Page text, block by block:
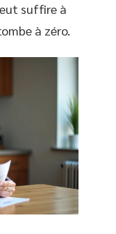
suffire à
à zéro.